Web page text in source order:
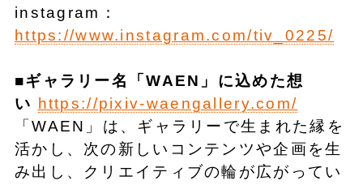
instagram：
https://www.instagram.com/tiv_0225/
■ギャラリー名「WAEN」に込めた想
い
https://pixiv-waengallery.com/
「WAEN」は、ギャラリーで生まれた縁を
活かし、次の新しいコンテンツや企画を生
み出し、クリエイティブの輪が広がってい